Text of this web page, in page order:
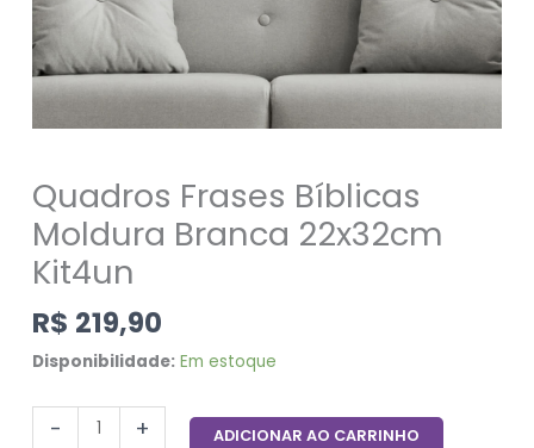
Quadros Frases Bíblicas
Moldura Branca 22x32cm
Kit4un
R$ 219,90
Disponibilidade: Em estoque
- + ADICIONAR AO CARRINHO